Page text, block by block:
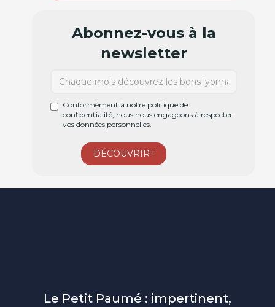
Abonnez-vous à la
newsletter
Conformément à notre politique de
confidentialité, nous nous engageons à respecter
vos données personnelles.
Le Petit Paumé : impertinent,